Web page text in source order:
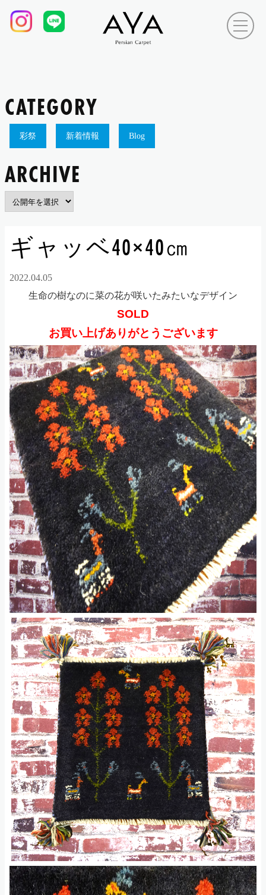
CATEGORY
彩祭 新着情報 Blog
ARCHIVE
ギャッベ40×40㎝
2022.04.05
生命の樹なのに菜の花が咲いたみたいなデザイン
SOLD
お買い上げありがとうございます